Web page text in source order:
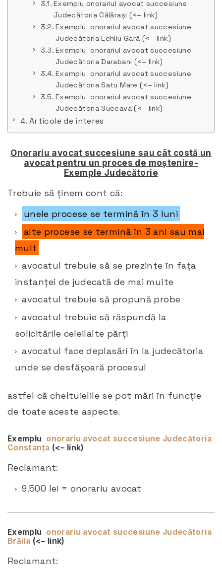
Exemplu onorariul avocat succesiune
Judecătoria Călărași (<– link)
Exemplu onorariul avocat succesiune
Judecătoria Lehliu Gară (<– link)
Exemplu onorariul avocat succesiune
Judecătoria Darabani (<– link)
Exemplu onorariul avocat succesiune
Judecătoria Satu Mare (<– link)
Exemplu onorariul avocat succesiune
Judecătoria Suceava (<– link)
Articole de interes
Onorariu avocat succesiune sau cât costă un
avocat pentru un proces de moștenire-
Exemple Judecătorie
Trebuie să ținem cont că:
unele procese se termină în 3 luni
alte procese se termină în 3 ani sau mai
mult
avocatul trebuie să se prezinte în fața
instanței de judecată de mai multe
avocatul trebuie să propună probe
avocatul trebuie să răspundă la
solicitările celeilalte părți
avocatul face deplasări în la judecătoria
unde se desfășoară procesul
astfel că cheltuielile se pot mări în funcție
de toate aceste aspecte.
Exemplu onorariu avocat succesiune Judecătoria
Constanța (<– link)
Reclamant:
9.500 lei = onorariu avocat
Exemplu onorariu avocat succesiune Judecătoria
Brăila (<– link)
Reclamant: